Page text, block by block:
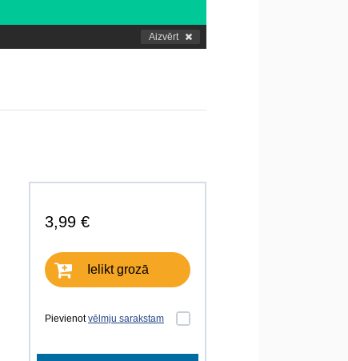
Aizvērt
3,99 €
Ielikt grozā
Pievienotvēlmju sarakstam